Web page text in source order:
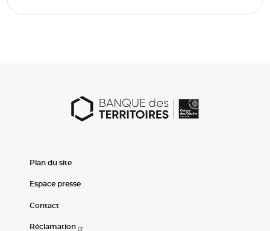
Plan du site
Espace presse
Contact
Réclamation